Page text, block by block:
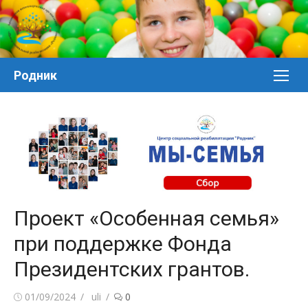
Перейти
к
контенту
Родник
Проект «Особенная семья»
при поддержке Фонда
Президентских грантов.
Posted
01/09/2024 Author
uli 0